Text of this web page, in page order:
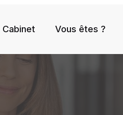
Cabinet Vous êtes ?